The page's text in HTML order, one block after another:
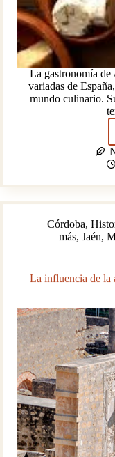
La gastronomía de
variadas de
mundo culinario.
Córdoba,
más, Jaén,
La influencia de la